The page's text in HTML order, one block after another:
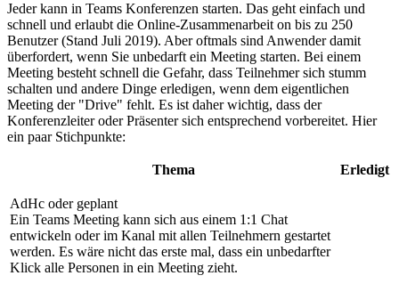
Jeder kann in Teams Konferenzen starten. Das geht einfach und
schnell und erlaubt die Online-Zusammenarbeit on bis zu 250
Benutzer (Stand Juli 2019). Aber oftmals sind Anwender damit
überfordert, wenn Sie unbedarft ein Meeting starten. Bei einem
Meeting besteht schnell die Gefahr, dass Teilnehmer sich stumm
schalten und andere Dinge erledigen, wenn dem eigentlichen
Meeting der "Drive" fehlt. Es ist daher wichtig, dass der
Konferenzleiter oder Präsenter sich entsprechend vorbereitet. Hier
ein paar Stichpunkte:
Thema Erledigt
AdHc oder geplant
Ein Teams Meeting kann sich aus einem 1:1 Chat
entwickeln oder im Kanal mit allen Teilnehmern gestartet
werden. Es wäre nicht das erste mal, dass ein unbedarfter
Klick alle Personen in ein Meeting zieht.